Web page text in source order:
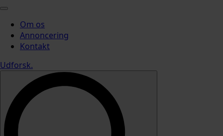
Om os
Annoncering
Kontakt
Udforsk.